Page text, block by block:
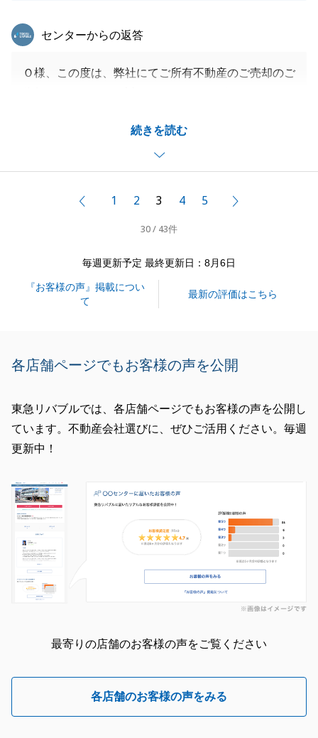
続きを読む
東急リバブル
センターからの返答
Ｏ様、この度は、弊社にてご所有不動産のご売却のご
面で、ご理解を頂けたこと大変感謝しております。
Ｏ様に頂いた言葉を胸により一層、精進してまいりま
す。
前へ1 2 3 4 5
30 / 43件
毎週更新予定 最終更新日：8月6日
『お客様の声』掲載につい
て
最新の評価はこちら
各店舗ページでもお客様の声を公開
東急リバブルでは、各店舗ページでもお客様の声を公開し
ています。不動産会社選びに、ぜひご活用ください。毎週
更新中！
最寄りの店舗のお客様の声をご覧ください
各店舗のお客様の声をみる